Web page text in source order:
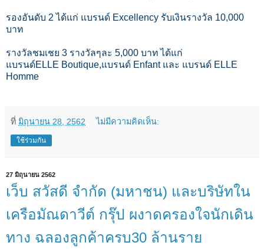
รองอันดับ 2 ได้แก่ แบรนด์ Excellency รับเงินรางวัล 10,000
บาท
รางวัลชมเชย 3 รางวัลๆละ 5,000 บาท ได้แก่
แบรนด์ELLE Boutique,แบรนด์ Enfant และ แบรนด์ ELLE
Homme
ที่ มิถุนายน 28, 2562 ไม่มีความคิดเห็น:
ใช้ร่วมกัน
27 มิถุนายน 2562
เว็บ สวัสดี จำกัด (มหาชน) และบริษัทใน
เครือมัณดาวีต์ กรุ๊ป ผงาดครองใจนักเดิน
ทาง ฉลองลูกค้าครบ30 ล้านราย